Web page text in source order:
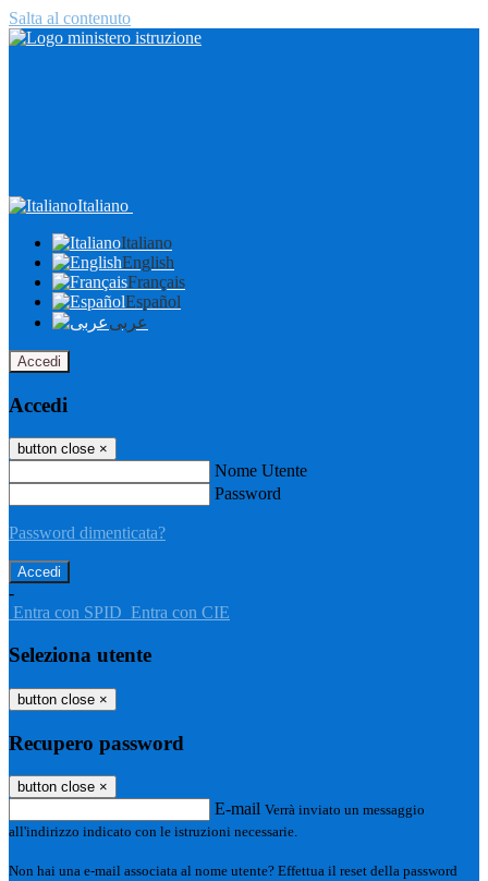
Salta al contenuto
Italiano
Italiano
English
Français
Español
عربى
Accedi
Accedi
button close ×
Nome Utente
Password
Password dimenticata?
-
Entra con SPID Entra con CIE
Seleziona utente
button close ×
Recupero password
button close ×
E-mail Verrà inviato un messaggio
all'indirizzo indicato con le istruzioni necessarie.
Non hai una e-mail associata al nome utente? Effettua il reset della password